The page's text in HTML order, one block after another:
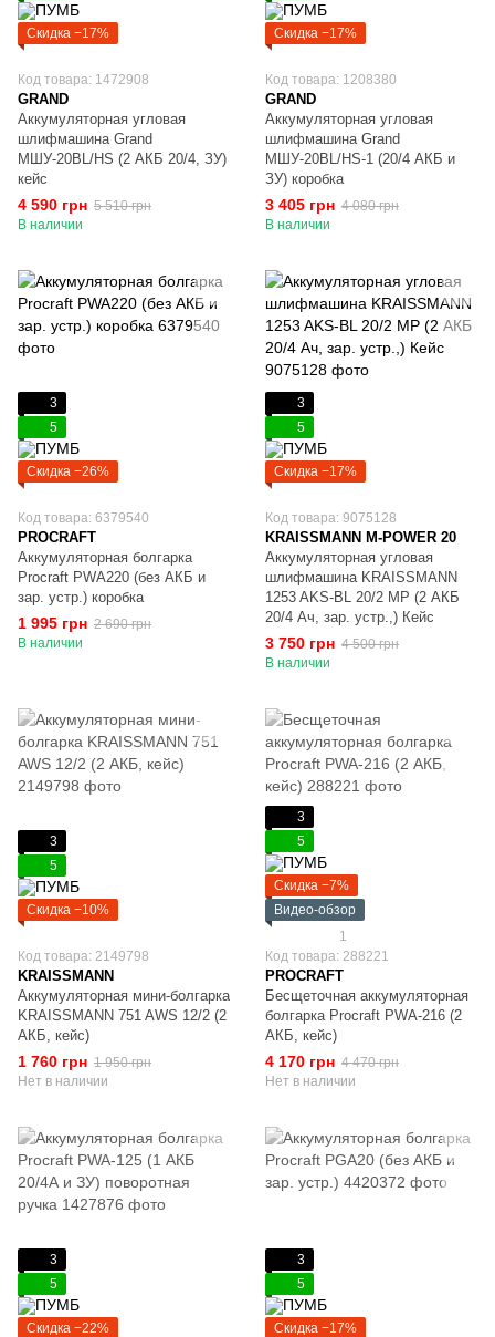
Скидка −17%
Код товара: 1472908
GRAND
Аккумуляторная угловая
шлифмашина Grand
МШУ-20BL/HS (2 АКБ 20/4, ЗУ)
кейс
4 590 грн 5 510 грн
В наличии
Скидка −17%
Код товара: 1208380
GRAND
Аккумуляторная угловая
шлифмашина Grand
МШУ-20BL/HS-1 (20/4 АКБ и
ЗУ) коробка
3 405 грн 4 080 грн
В наличии
3
5
Скидка −26%
Код товара: 6379540
PROCRAFT
Аккумуляторная болгарка
Procraft PWA220 (без АКБ и
зар. устр.) коробка
1 995 грн 2 690 грн
В наличии
3
5
Скидка −17%
Код товара: 9075128
KRAISSMANN M-POWER 20
Аккумуляторная угловая
шлифмашина KRAISSMANN
1253 AKS-BL 20/2 MP (2 АКБ
20/4 Ач, зар. устр.,) Кейс
3 750 грн 4 500 грн
В наличии
3
5
Скидка −10%
Код товара: 2149798
KRAISSMANN
Аккумуляторная мини-болгарка
KRAISSMANN 751 AWS 12/2 (2
АКБ, кейс)
1 760 грн 1 950 грн
Нет в наличии
3
5
Скидка −7%
Видео-обзор
1
Код товара: 288221
PROCRAFT
Бесщеточная аккумуляторная
болгарка Procraft PWA-216 (2
АКБ, кейс)
4 170 грн 4 470 грн
Нет в наличии
3
5
Скидка −22%
3
5
Скидка −17%